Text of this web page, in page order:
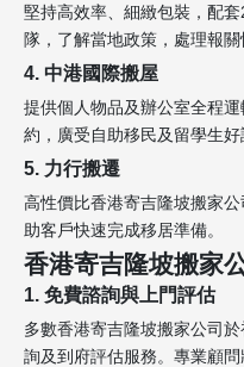
堅持高效率、細緻包裝，配
隊，了解當地政策，處理報關
4. 中港國際搬屋
提供個人物品及辦公室全程
約，廣受自助移民及留學生好
5. 力行搬遷
高性價比香港寄吉隆坡搬家
助客戶快速完成移居準備。
香港寄吉隆坡搬家
1. 免費諮詢與上門評估
多數香港寄吉隆坡搬家公司
詢及到府評估服務。專業顧